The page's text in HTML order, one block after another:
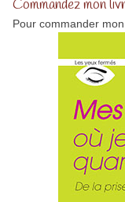
Commandez mon
Pour commander